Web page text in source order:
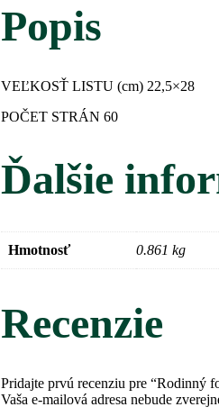
Popis
VEĽKOSŤ LISTU (cm) 22,5×28
POČET STRÁN 60
Ďalšie
Hmotnosť 0.861 kg
Recenzie
Pridajte prvú recenziu pre “Rodinný
Vaša e-mailová adresa nebude